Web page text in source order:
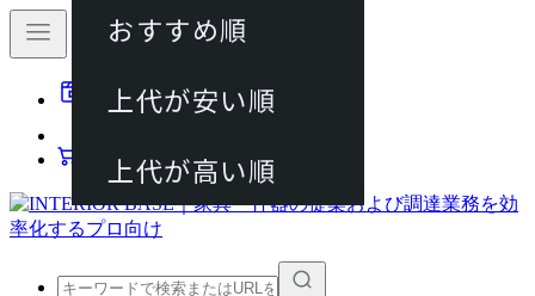
動画マニュアル
カート
おすすめ順
上代が安い順
上代が高い順